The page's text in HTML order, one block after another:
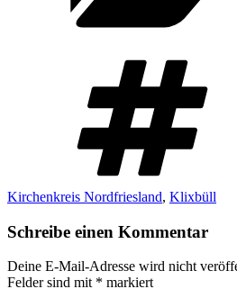
Kirchenkreis Nordfriesland, Klixbüll
Schreibe einen Kommentar
Deine E-Mail-Adresse wird nicht
Felder sind mit * markiert